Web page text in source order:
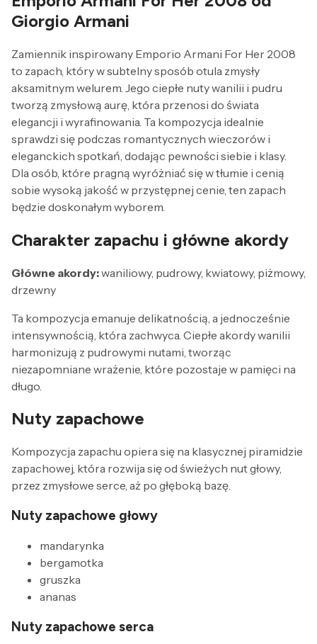
Giorgio Armani
Zamiennik inspirowany Emporio Armani For Her 2008
to zapach, który w subtelny sposób otula zmysły
aksamitnym welurem. Jego ciepłe nuty wanilii i pudru
tworzą zmysłową aurę, która przenosi do świata
elegancji i wyrafinowania. Ta kompozycja idealnie
sprawdzi się podczas romantycznych wieczorów i
eleganckich spotkań, dodając pewności siebie i klasy.
Dla osób, które pragną wyróżniać się w tłumie i cenią
sobie wysoką jakość w przystępnej cenie, ten zapach
będzie doskonałym wyborem.
Charakter zapachu i główne akordy
Główne akordy:waniliowy, pudrowy, kwiatowy, piżmowy,
drzewny
Ta kompozycja emanuje delikatnością, a jednocześnie
intensywnością, która zachwyca. Ciepłe akordy wanilii
harmonizują z pudrowymi nutami, tworząc
niezapomniane wrażenie, które pozostaje w pamięci na
długo.
Nuty zapachowe
Kompozycja zapachu opiera się na klasycznej piramidzie
zapachowej, która rozwija się od świeżych nut głowy,
przez zmysłowe serce, aż po głęboką bazę.
Nuty zapachowe głowy
mandarynka
bergamotka
gruszka
ananas
Nuty zapachowe serca